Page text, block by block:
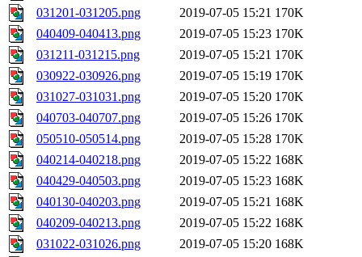
031201-031205.png
2019-07-05 15:21 170K
040409-040413.png
2019-07-05 15:23 170K
031211-031215.png
2019-07-05 15:21 170K
030922-030926.png
2019-07-05 15:19 170K
031027-031031.png
2019-07-05 15:20 170K
040703-040707.png
2019-07-05 15:26 170K
050510-050514.png
2019-07-05 15:28 170K
040214-040218.png
2019-07-05 15:22 168K
040429-040503.png
2019-07-05 15:23 168K
040130-040203.png
2019-07-05 15:21 168K
040209-040213.png
2019-07-05 15:22 168K
031022-031026.png
2019-07-05 15:20 168K